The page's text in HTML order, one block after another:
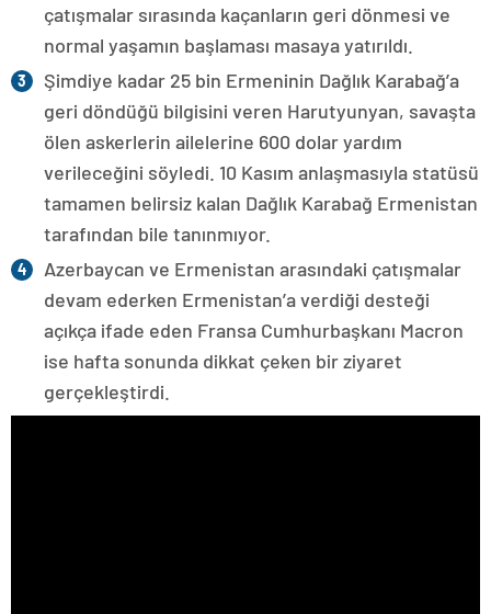
çatışmalar sırasında kaçanların geri dönmesi ve
normal yaşamın başlaması masaya yatırıldı.
Şimdiye kadar 25 bin Ermeninin Dağlık Karabağ’a
geri döndüğü bilgisini veren Harutyunyan, savaşta
ölen askerlerin ailelerine 600 dolar yardım
verileceğini söyledi. 10 Kasım anlaşmasıyla statüsü
tamamen belirsiz kalan Dağlık Karabağ Ermenistan
tarafından bile tanınmıyor.
Azerbaycan ve Ermenistan arasındaki çatışmalar
devam ederken Ermenistan’a verdiği desteği
açıkça ifade eden Fransa Cumhurbaşkanı Macron
ise hafta sonunda dikkat çeken bir ziyaret
gerçekleştirdi.